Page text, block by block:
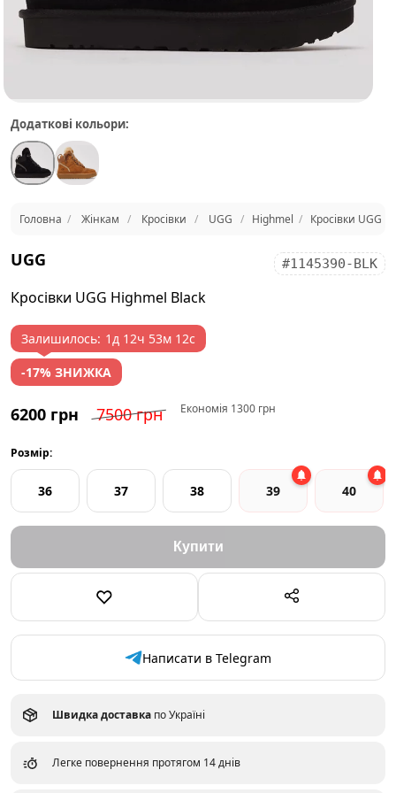
Додаткові кольори:
Головна Жінкам Кросівки UGG Highmel Кросівки UGG
UGG #1145390-BLK
Кросівки UGG Highmel Black
Залишилось: 1д 12ч 53м 12с
-17% ЗНИЖКА
6200 грн 7500 грн Економія 1300 грн
Розмір:
36 37 38 39 40
Написати в Telegram
Швидка доставка по Україні
Легке повернення протягом 14 днів